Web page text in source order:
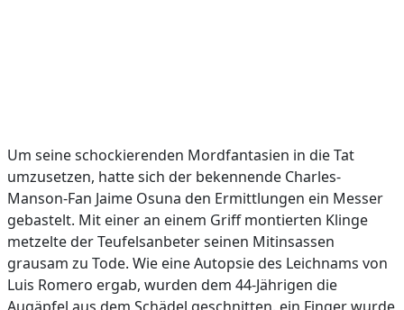
Um seine schockierenden Mordfantasien in die Tat
umzusetzen, hatte sich der bekennende Charles-
Manson-Fan Jaime Osuna den Ermittlungen ein Messer
gebastelt. Mit einer an einem Griff montierten Klinge
metzelte der Teufelsanbeter seinen Mitinsassen
grausam zu Tode. Wie eine Autopsie des Leichnams von
Luis Romero ergab, wurden dem 44-Jährigen die